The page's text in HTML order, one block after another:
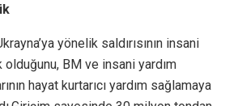
yönelik saldırısının insani
BM ve insani yardım
hayat kurtarıcı yardım sağlamaya